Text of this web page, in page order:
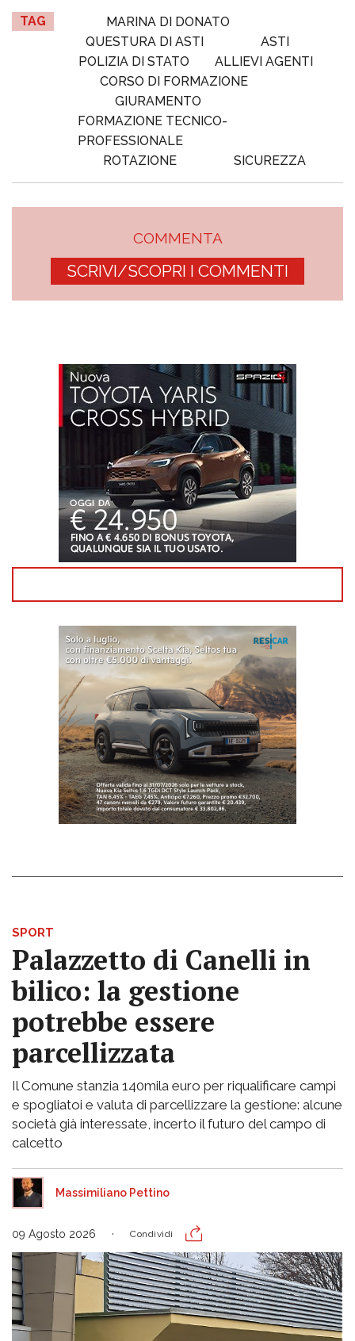
TAG
MARINA DI DONATO
QUESTURA DI ASTI
ASTI
POLIZIA DI STATO
ALLIEVI AGENTI
CORSO DI FORMAZIONE
GIURAMENTO
FORMAZIONE TECNICO-
PROFESSIONALE
ROTAZIONE
SICUREZZA
COMMENTA
SCRIVI/SCOPRI I COMMENTI
SPORT
Palazzetto di Canelli in
bilico: la gestione
potrebbe essere
parcellizzata
Il Comune stanzia 140mila euro per riqualificare campi
e spogliatoi e valuta di parcellizzare la gestione: alcune
società già interessate, incerto il futuro del campo di
calcetto
Massimiliano Pettino
09 Agosto 2026 Condividi